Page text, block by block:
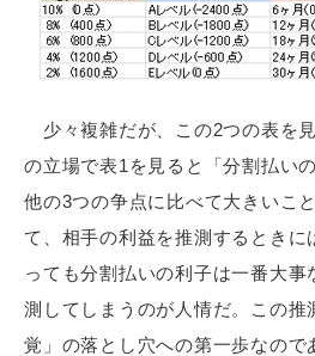
少々複雑だが、この2つの表を
の立場で表1を見ると「分割払い
他の3つの争点に比べて大きいこ
て、相手の利益を推測するときに
っても分割払いの利子は一番大事
測してしまうのが人情だ。この推
覚」の落とし穴への第一歩なので